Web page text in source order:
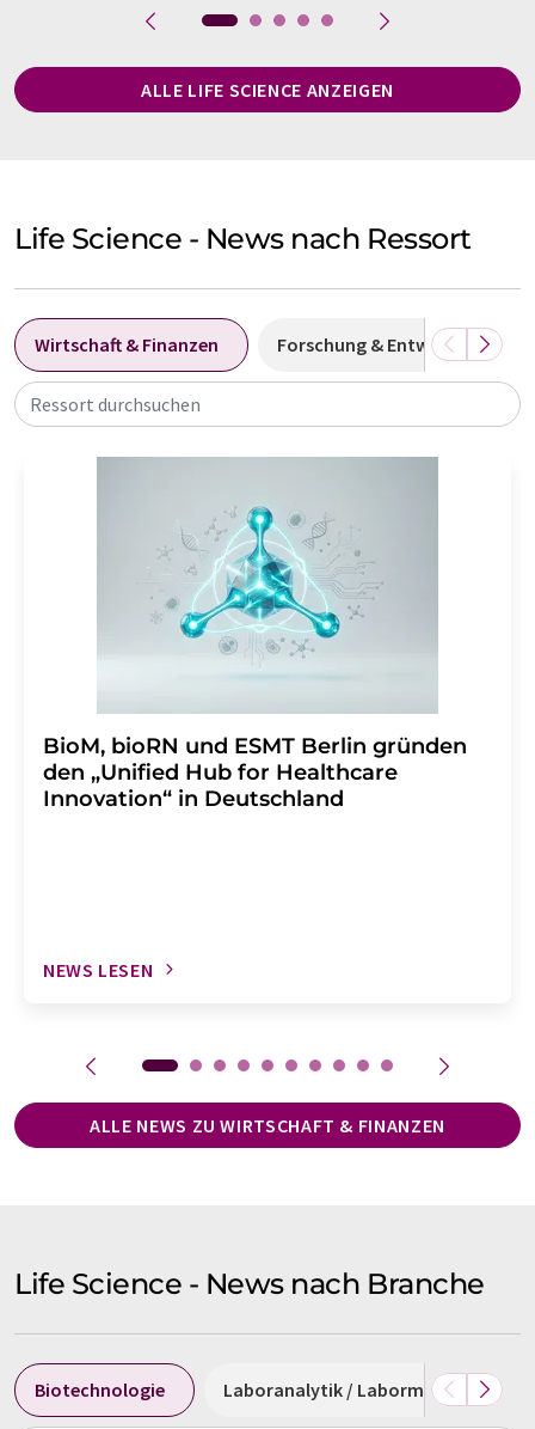
ALLE LIFE SCIENCE ANZEIGEN
Life Science - News nach Ressort
Wirtschaft & Finanzen Forschung & Entwicklung
Ressort durchsuchen
BioM, bioRN und ESMT Berlin gründen
den „Unified Hub for Healthcare
Innovation“ in Deutschland
NEWS LESEN
ALLE NEWS ZU WIRTSCHAFT & FINANZEN
Life Science - News nach Branche
Biotechnologie Laboranalytik / Labormesstechnik